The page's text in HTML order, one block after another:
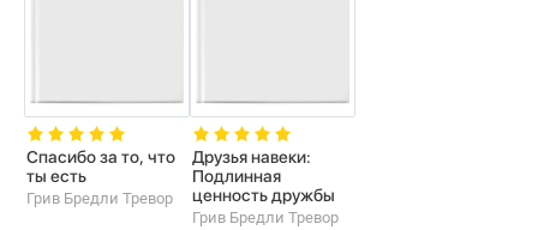
Спасибо за то, что
ты есть
Грив Бредли Тревор
Друзья навеки:
Подлинная
ценность дружбы
Грив Бредли Тревор